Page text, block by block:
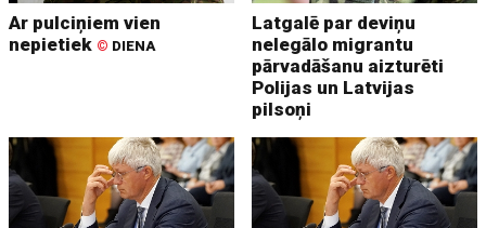
Ar pulciņiem vien
nepietiek © DIENA
Latgalē par deviņu
nelegālo migrantu
pārvadāšanu aizturēti
Polijas un Latvijas
pilsoņi